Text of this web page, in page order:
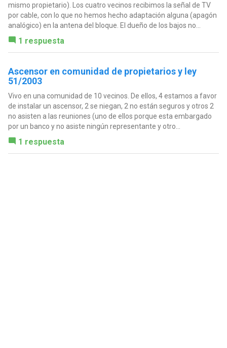
mismo propietario). Los cuatro vecinos recibimos la señal de TV
por cable, con lo que no hemos hecho adaptación alguna (apagón
analógico) en la antena del bloque. El dueño de los bajos no...
1 respuesta
Ascensor en comunidad de propietarios y ley
51/2003
Vivo en una comunidad de 10 vecinos. De ellos, 4 estamos a favor
de instalar un ascensor, 2 se niegan, 2 no están seguros y otros 2
no asisten a las reuniones (uno de ellos porque esta embargado
por un banco y no asiste ningún representante y otro...
1 respuesta